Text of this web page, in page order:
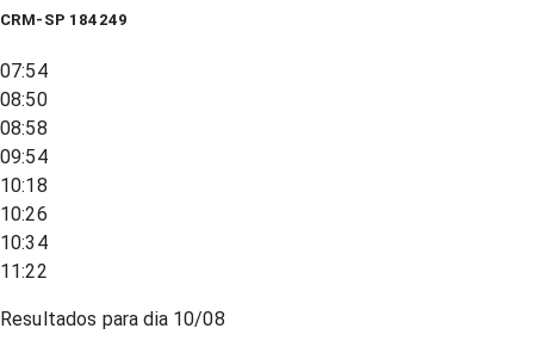
CRM-SP 184249
07:54
08:50
08:58
09:54
10:18
10:26
10:34
11:22
Resultados para dia 10/08